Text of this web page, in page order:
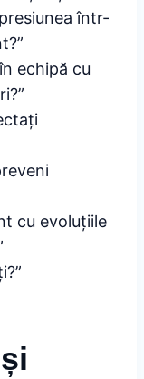
într-
echipă cu
cu evoluțiile